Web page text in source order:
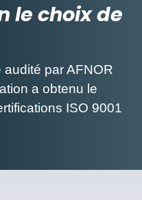
le choix de
par AFNOR
a obtenu le
ISO 9001